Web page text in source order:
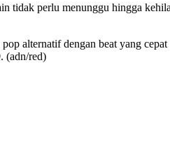
tidak perlu menunggu hingga
alternatif dengan beat yang
(adn/red)